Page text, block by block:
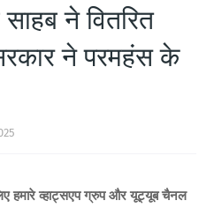
ने वितरित
ने परमहंस के
हमारे व्हाट्सएप ग्रुप और यूट्यूब चैनल